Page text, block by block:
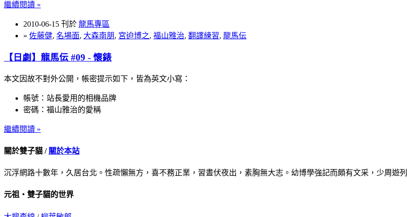
繼續閱讀 »
2010-06-15 刊於 龍馬專區
» 佐藤健, 名場面, 大森南朋, 宮迫博之, 福山雅治, 翻譯練習, 龍馬伝
【日劇】龍馬伝 #09 - 懷錶
本文因故不對外公開，帳密提示如下，皆為英文小寫：
帳號：站長愛用的相機品牌
密碼：福山雅治的愛稱
繼續閱讀 »
關於雙子貓 / 關於本站
沉浮網路十數年，久居台北。性疏懶無方，喜不務正業，習晝伏夜出，素胸無大志。幼博學強記而頗有文采，少周
元祖‧雙子貓的世界